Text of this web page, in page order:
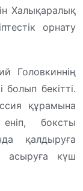
Халықаралық
орнату
Головкиннің
бекітті.
құрамына
еніп, боксты
қалдыруға
асыруға күш